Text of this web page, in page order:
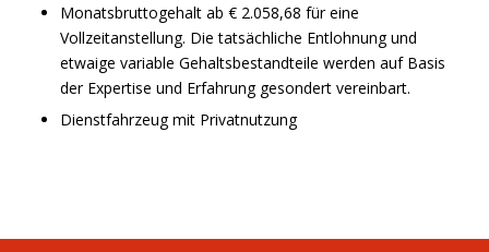
Monatsbruttogehalt ab € 2.058,68 für eine
Vollzeitanstellung. Die tatsächliche Entlohnung und
etwaige variable Gehaltsbestandteile werden auf Basis
der Expertise und Erfahrung gesondert vereinbart.
Dienstfahrzeug mit Privatnutzung